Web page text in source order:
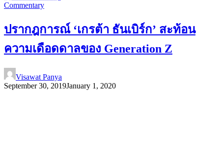
Commentary
ปรากฎการณ์ ‘เกรต้า ธันเบิร์ก’ สะท้อน
ความเดือดดาลของ Generation Z
Visawat Panya
September 30, 2019January 1, 2020